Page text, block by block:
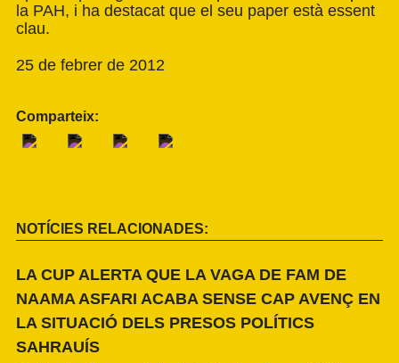
la PAH, i ha destacat que el seu paper està essent
clau.
25 de febrer de 2012
Comparteix:
NOTÍCIES RELACIONADES:
LA CUP ALERTA QUE LA VAGA DE FAM DE
NAAMA ASFARI ACABA SENSE CAP AVENÇ EN
LA SITUACIÓ DELS PRESOS POLÍTICS
SAHRAUÍS